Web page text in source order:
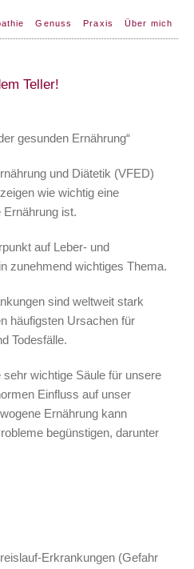
Genuss Praxis Über mich
Teller!
gesunden Ernährung“
und Diätetik (VFED)
wie wichtig eine
ist.
auf Leber- und
zunehmend wichtiges Thema.
sind weltweit stark
häufigsten Ursachen für
Todesfälle.
wichtige Säule für unsere
Einfluss auf unser
Ernährung kann
begünstigen, darunter
Erkrankungen (Gefahr